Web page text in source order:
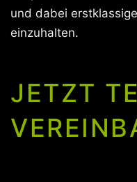
und dabei
einzuhalten.
JETZT